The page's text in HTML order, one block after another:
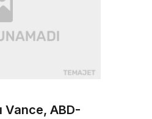
Vance, ABD-